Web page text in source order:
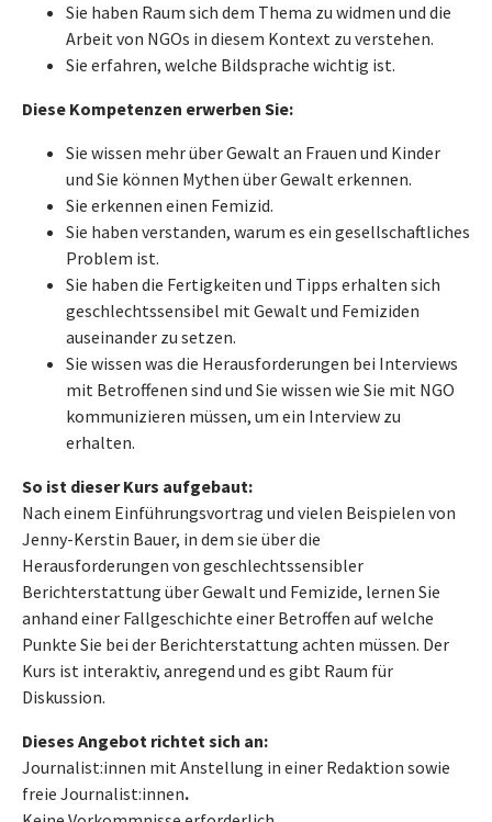
Sie haben Raum sich dem Thema zu widmen und die
Arbeit von NGOs in diesem Kontext zu verstehen.
Sie erfahren, welche Bildsprache wichtig ist.
Diese Kompetenzen erwerben Sie:
Sie wissen mehr über Gewalt an Frauen und Kinder
und Sie können Mythen über Gewalt erkennen.
Sie erkennen einen Femizid.
Sie haben verstanden, warum es ein gesellschaftliches
Problem ist.
Sie haben die Fertigkeiten und Tipps erhalten sich
geschlechtssensibel mit Gewalt und Femiziden
auseinander zu setzen.
Sie wissen was die Herausforderungen bei Interviews
mit Betroffenen sind und Sie wissen wie Sie mit NGO
kommunizieren müssen, um ein Interview zu
erhalten.
So ist dieser Kurs aufgebaut:
Nach einem Einführungsvortrag und vielen Beispielen von
Jenny-Kerstin Bauer, in dem sie über die
Herausforderungen von geschlechtssensibler
Berichterstattung über Gewalt und Femizide, lernen Sie
anhand einer Fallgeschichte einer Betroffen auf welche
Punkte Sie bei der Berichterstattung achten müssen. Der
Kurs ist interaktiv, anregend und es gibt Raum für
Diskussion.
Dieses Angebot richtet sich an:
Journalist:innen mit Anstellung in einer Redaktion sowie
freie Journalist:innen.